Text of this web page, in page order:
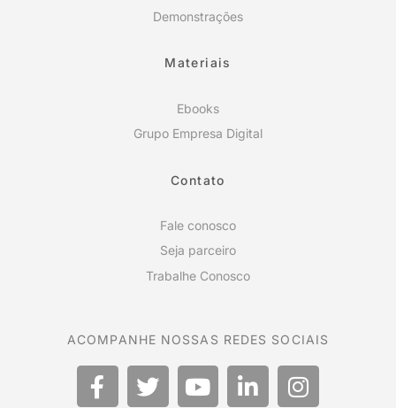
Demonstrações
Materiais
Ebooks
Grupo Empresa Digital
Contato
Fale conosco
Seja parceiro
Trabalhe Conosco
ACOMPANHE NOSSAS REDES SOCIAIS